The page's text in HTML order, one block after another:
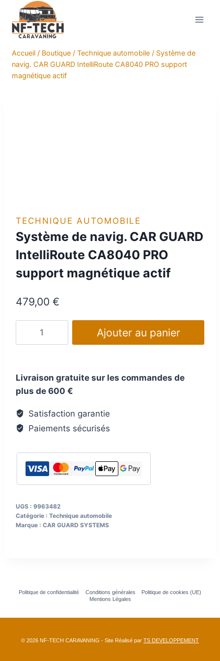
contenu
Accueil / Boutique / Technique automobile / Système de
navig. CAR GUARD IntelliRoute CA8040 PRO support
magnétique actif
TECHNIQUE AUTOMOBILE
Système de navig. CAR GUARD
IntelliRoute CA8040 PRO
support magnétique actif
479,00 €
navig.
CAR
IntelliRoute
CA8040
magnétique
actif
Ajouter au panier
Livraison gratuite sur les commandes de
plus de 600 €
Satisfaction garantie
Paiements sécurisés
UGS : 9963482
Catégorie : Technique automobile
Marque : CAR GUARD SYSTEMS
Politique de confidentialité Conditions générales
Politique de cookies (UE)
Mentions Légales
© 2026 NF-TECH CARAVANING - Site Réalisé par TS DEVELOPPEMENT